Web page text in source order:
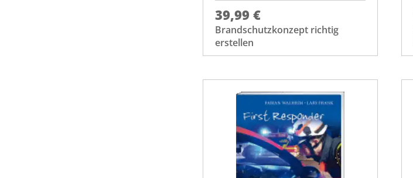
39,99 €
Brandschutzkonzept richtig
erstellen